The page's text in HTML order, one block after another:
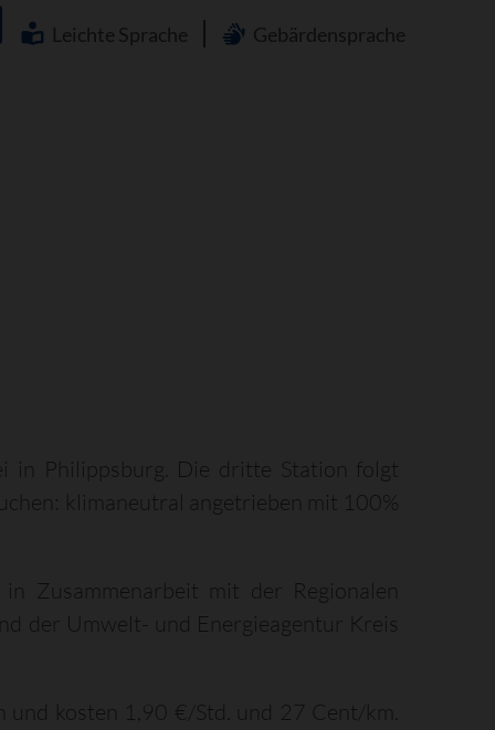
Leichte Sprache Gebärdensprache
in Philippsburg. Die dritte Station folgt
klimaneutral angetrieben mit 100%
Zusammenarbeit mit der Regionalen
der Umwelt- und Energieagentur Kreis
und kosten 1,90 €/Std. und 27 Cent/km.